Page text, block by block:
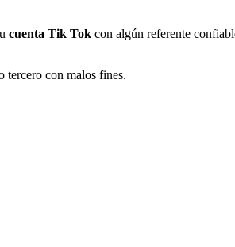
cuenta Tik Tok con algún referente
tercero con malos fines.